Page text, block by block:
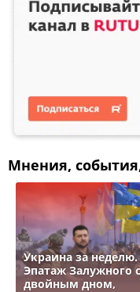
Мнения,
Украина за неделю.
Эпатаж Залужного с
двойным дном,